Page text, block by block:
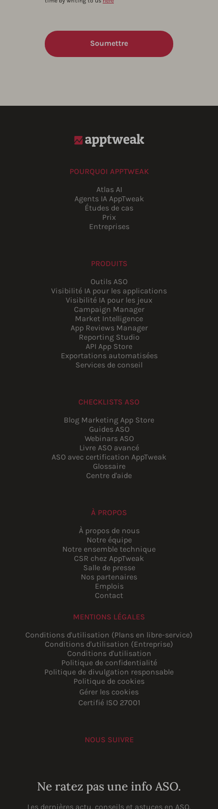
POURQUOI APPTWEAK
Atlas AI
Agents IA AppTweak
Études de cas
Prix
Entreprises
PRODUITS
Outils ASO
Visibilité IA pour les applications
Visibilité IA pour les jeux
Campaign Manager
Market Intelligence
App Reviews Manager
Reporting Studio
API App Store
Exportations automatisées
Services de conseil
CHECKLISTS ASO
Blog Marketing App Store
Guides ASO
Webinars ASO
Livre ASO avancé
ASO avec certification AppTweak
Glossaire
Centre d'aide
À PROPOS
À propos de nous
Notre équipe
Notre ensemble technique
CSR chez AppTweak
Salle de presse
Nos partenaires
Emplois
Contact
MENTIONS LÉGALES
Conditions d'utilisation (Plans en libre-service)
Conditions d'utilisation (Entreprise)
Conditions d'utilisation
Politique de confidentialité
Politique de divulgation responsable
Politique de cookies
Gérer les cookies
Certifié ISO 27001
NOUS SUIVRE
Ne ratez pas une info ASO.
Les dernières actu, conseils et astuces en ASO.